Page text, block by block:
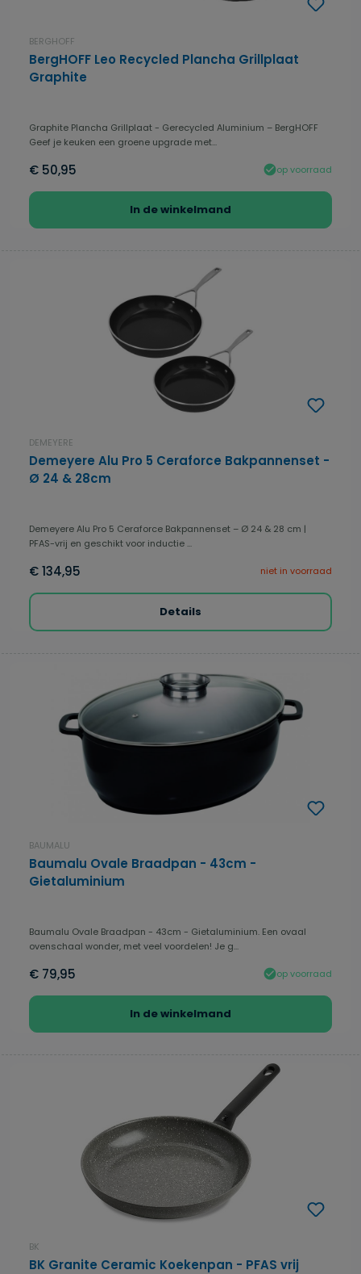
BERGHOFF
BergHOFF Leo Recycled Plancha Grillplaat
Graphite
Graphite Plancha Grillplaat - Gerecycled Aluminium – BergHOFF
Geef je keuken een groene upgrade met...
€ 50,95 op voorraad
In de winkelmand
DEMEYERE
Demeyere Alu Pro 5 Ceraforce Bakpannenset -
Ø 24 & 28cm
Demeyere Alu Pro 5 Ceraforce Bakpannenset – Ø 24 & 28 cm |
PFAS-vrij en geschikt voor inductie ...
€ 134,95 niet in voorraad
Details
BAUMALU
Baumalu Ovale Braadpan - 43cm -
Gietaluminium
Baumalu Ovale Braadpan - 43cm - Gietaluminium. Een ovaal
ovenschaal wonder, met veel voordelen! Je g...
€ 79,95 op voorraad
In de winkelmand
BK
BK Granite Ceramic Koekenpan - PFAS vrij